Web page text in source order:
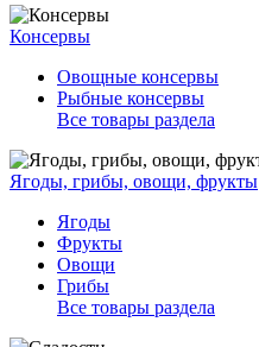
Консервы
Овощные консервы
Рыбные консервы
Все товары раздела
Ягоды, грибы, овощи, фрукты
Ягоды
Фрукты
Овощи
Грибы
Все товары раздела